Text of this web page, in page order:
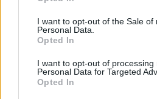
I want to opt-out of the Sale of
Personal Data.
Opted In
I want to opt-out of processing
Personal Data for Targeted
Opted In
θα είναι απαγορευτικό.
ισχυρές αμυντικές
επιτήρησης, στοχοποίησης